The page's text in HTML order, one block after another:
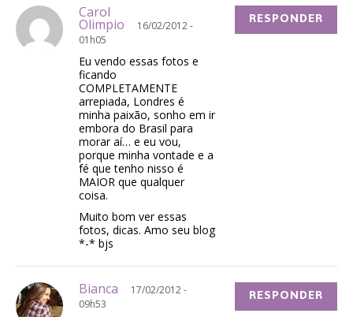
Carol
Olimpio
16/02/2012 -
01h05
Eu vendo essas fotos e
ficando
COMPLETAMENTE
arrepiada, Londres é
minha paixão, sonho em ir
embora do Brasil para
morar aí… e eu vou,
porque minha vontade e a
fé que tenho nisso é
MAIOR que qualquer
coisa.
Muito bom ver essas
fotos, dicas. Amo seu blog
*-* bjs
RESPONDER
Bianca
17/02/2012 -
09h53
RESPONDER